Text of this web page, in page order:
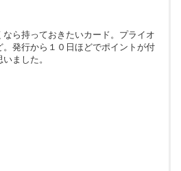
ら持っておきたいカード。プライオ
発行から１０日ほどでポイントが付
ました。